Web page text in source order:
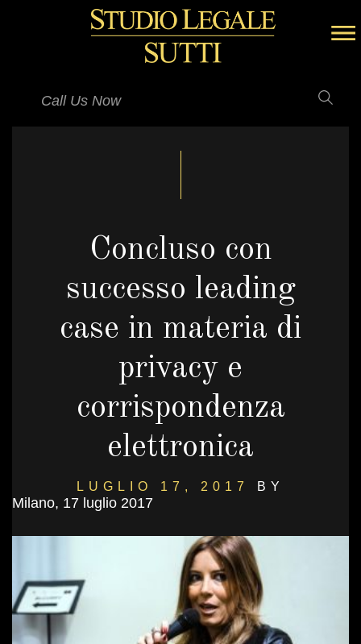
Call Us Now
Concluso con
successo leading
case in materia di
privacy e
corrispondenza
elettronica
LUGLIO 17, 2017
BY
DANIELSALVI
Milano, 17 luglio 2017